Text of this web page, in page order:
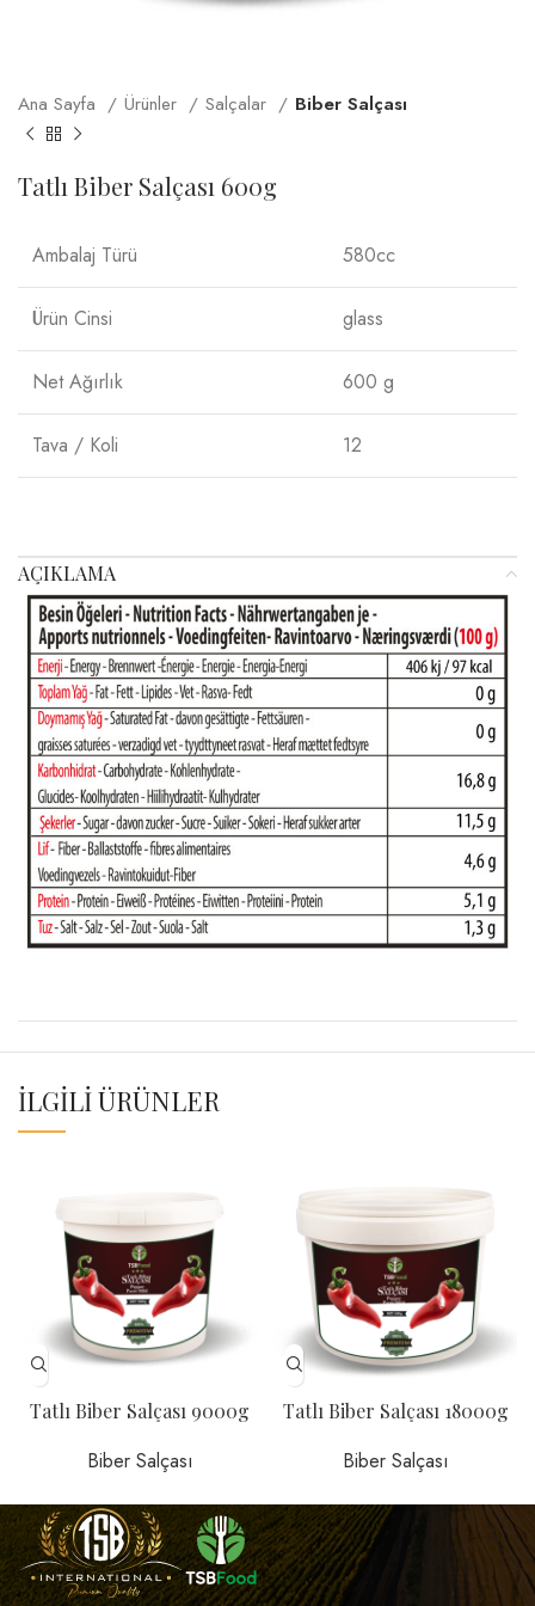
Ana Sayfa Ürünler Salçalar Biber Salçası
Tatlı Biber Salçası 600g
Ambalaj Türü 580cc
Ürün Cinsi glass
Net Ağırlık 600 g
Tava / Koli 12
AÇIKLAMA
İLGILI ÜRÜNLER
Tatlı Biber Salçası 9000g
Biber Salçası
Tatlı Biber Salçası 18000g
Biber Salçası